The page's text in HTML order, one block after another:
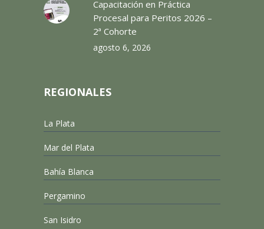
Capacitación en Práctica
Procesal para Peritos 2026 –
2ª Cohorte
agosto 6, 2026
REGIONALES
La Plata
Mar del Plata
Bahía Blanca
Pergamino
San Isidro